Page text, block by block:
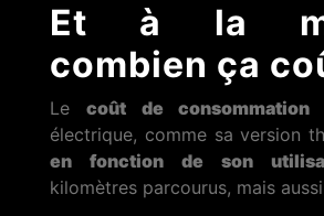
Et à la
combien ça
Lecoût de consommation
électrique, comme sa version
en fonction de son
kilomètres parcourus, mais